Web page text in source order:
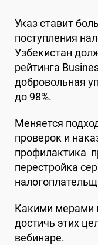
Указ ставит
поступления
Узбекистан
рейтинга
добровольная
до 98%.
Меняется
проверок и
профилактика
перестройка
Какими мерами
достичь этих
вебинаре.